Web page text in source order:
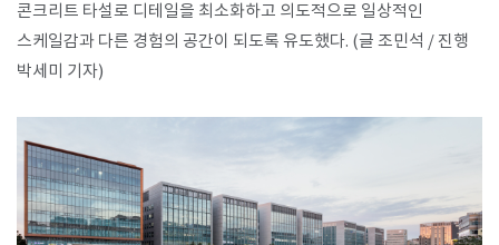
콘크리트 타설로 디테일을 최소화하고 의도적으로 일상적인
스케일감과 다른 경험의 공간이 되도록 유도했다. (글 조민석 / 진행
박세미 기자)